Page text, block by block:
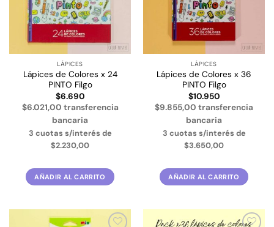
LÁPICES
Lápices de Colores x 24
PINTO Filgo
$6.690
$6.021,00 transferencia
bancaria
3 cuotas s/interés de
$2.230,00
AÑADIR AL CARRITO
LÁPICES
Lápices de Colores x 36
PINTO Filgo
$10.950
$9.855,00 transferencia
bancaria
3 cuotas s/interés de
$3.650,00
AÑADIR AL CARRITO